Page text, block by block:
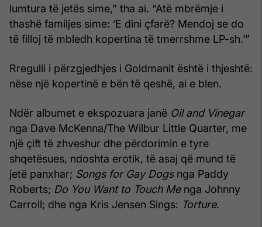
lumtura të jetës sime,” tha ai. “Atë mbrëmje i
thashë familjes sime: ‘E dini çfarë? Mendoj se do
të filloj të mbledh kopertina të tmerrshme LP-sh.’”
Rregulli i përzgjedhjes i Goldmanit është i thjeshtë:
nëse një kopertinë e bën të qeshë, ai e blen.
Ndër albumet e ekspozuara janë Oil and Vinegar
nga Dave McKenna/The Wilbur Little Quarter, me
një çift të zhveshur dhe përdorimin e tyre
shqetësues, ndoshta erotik, të asaj që mund të
jetë panxhar; Songs for Gay Dogsnga Paddy
Roberts; Do You Want to Touch Menga Johnny
Carroll; dhe nga Kris Jensen Sings: Torture.